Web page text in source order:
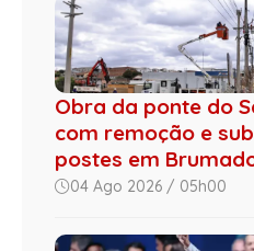
Obra da ponte do
com remoção e
postes em
04 Ago 2026 / 05h00